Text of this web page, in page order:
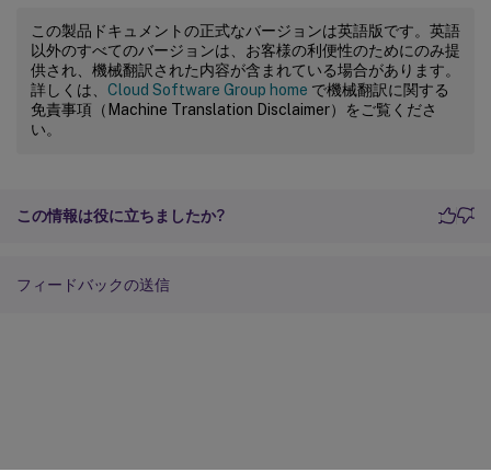
この製品ドキュメントの正式なバージョンは英語版です。英語
以外のすべてのバージョンは、お客様の利便性のためにのみ提
供され、機械翻訳された内容が含まれている場合があります。
詳しくは、 Cloud Software Group home で機械翻訳に関する
免責事項（Machine Translation Disclaimer）をご覧くださ
い。
この情報は役に立ちましたか?
フィードバックの送信